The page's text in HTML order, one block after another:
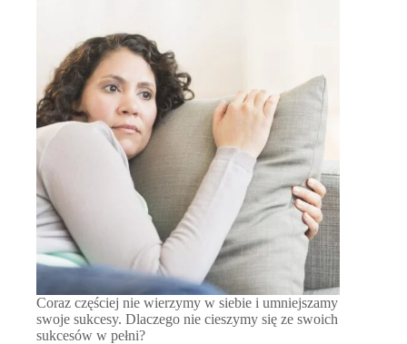
Coraz częściej nie wierzymy w siebie i umniejszamy
swoje sukcesy. Dlaczego nie cieszymy się ze swoich
sukcesów w pełni?